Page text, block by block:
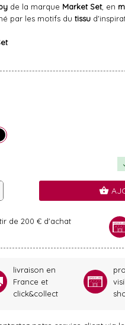
de la marque Market Set, en
par les motifs du tissu
shopping_basket
de 200 € d'achat
livraison en
France et
click&collect